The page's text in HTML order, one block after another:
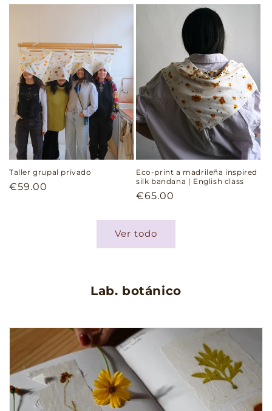
Taller grupal privado
Precio
€59.00
Eco-print a madrileña inspired
silk bandana | English class
Precio
€65.00
Ver todo
Lab. botánico